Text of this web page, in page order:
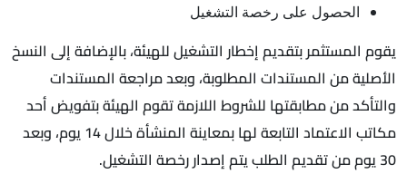
الحصول على رخصة التشغيل
يقوم المستثمر بتقديم إخطار التشغيل للهيئة، بالإضافة إلى النسخ
الأصلية من المستندات المطلوبة، وبعد مراجعة المستندات
والتأكد من مطابقتها للشروط اللازمة تقوم الهيئة بتفويض أحد
مكاتب الاعتماد التابعة لها بمعاينة المنشأة خلال 14 يوم، وبعد
30 يوم من تقديم الطلب يتم إصدار رخصة التشغيل.